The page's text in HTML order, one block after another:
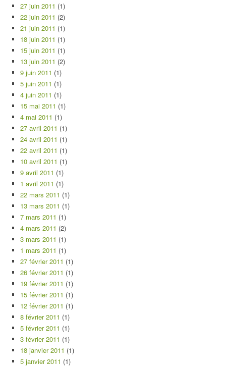
27 juin 2011 (1)
22 juin 2011 (2)
21 juin 2011 (1)
18 juin 2011 (1)
15 juin 2011 (1)
13 juin 2011 (2)
9 juin 2011 (1)
5 juin 2011 (1)
4 juin 2011 (1)
15 mai 2011 (1)
4 mai 2011 (1)
27 avril 2011 (1)
24 avril 2011 (1)
22 avril 2011 (1)
10 avril 2011 (1)
9 avril 2011 (1)
1 avril 2011 (1)
22 mars 2011 (1)
13 mars 2011 (1)
7 mars 2011 (1)
4 mars 2011 (2)
3 mars 2011 (1)
1 mars 2011 (1)
27 février 2011 (1)
26 février 2011 (1)
19 février 2011 (1)
15 février 2011 (1)
12 février 2011 (1)
8 février 2011 (1)
5 février 2011 (1)
3 février 2011 (1)
18 janvier 2011 (1)
5 janvier 2011 (1)